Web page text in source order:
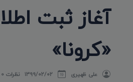
آغاز ثبت
«کرونا»
علی ظهیری ۱۳۹۹/۰۲/۰۲ نظرات 0